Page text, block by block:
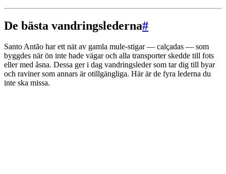
De bästa vandringslederna#
Santo Antão har ett nät av gamla mule-stigar — calçadas — som
byggdes när ön inte hade vägar och alla transporter skedde till fots
eller med åsna. Dessa ger i dag vandringsleder som tar dig till byar
och raviner som annars är otillgängliga. Här är de fyra lederna du
inte ska missa.